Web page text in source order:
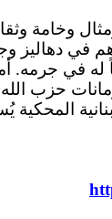
شاكلة
في دهاليز
له في
حزب